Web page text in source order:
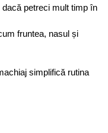
petreci mult timp în
fruntea, nasul și
simplifică rutina